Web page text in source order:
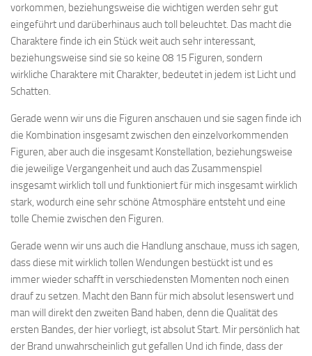
vorkommen, beziehungsweise die wichtigen werden sehr gut
eingeführt und darüberhinaus auch toll beleuchtet. Das macht die
Charaktere finde ich ein Stück weit auch sehr interessant,
beziehungsweise sind sie so keine 08 15 Figuren, sondern
wirkliche Charaktere mit Charakter, bedeutet in jedem ist Licht und
Schatten.
Gerade wenn wir uns die Figuren anschauen und sie sagen finde ich
die Kombination insgesamt zwischen den einzelvorkommenden
Figuren, aber auch die insgesamt Konstellation, beziehungsweise
die jeweilige Vergangenheit und auch das Zusammenspiel
insgesamt wirklich toll und funktioniert für mich insgesamt wirklich
stark, wodurch eine sehr schöne Atmosphäre entsteht und eine
tolle Chemie zwischen den Figuren.
Gerade wenn wir uns auch die Handlung anschaue, muss ich sagen,
dass diese mit wirklich tollen Wendungen bestückt ist und es
immer wieder schafft in verschiedensten Momenten noch einen
drauf zu setzen. Macht den Bann für mich absolut lesenswert und
man will direkt den zweiten Band haben, denn die Qualität des
ersten Bandes, der hier vorliegt, ist absolut Start. Mir persönlich hat
der Brand unwahrscheinlich gut gefallen Und ich finde, dass der